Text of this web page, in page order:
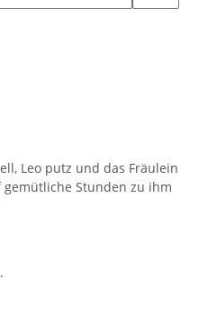
Leo putz und das Fräulein
gemütliche Stunden zu ihm